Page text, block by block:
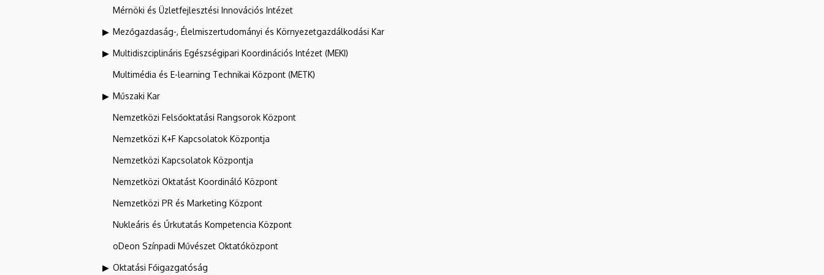
Mérnöki és Üzletfejlesztési Innovációs Intézet
Mezőgazdaság-, Élelmiszertudományi és Környezetgazdálkodási Kar
Multidiszciplináris Egészségipari Koordinációs Intézet (MEKI)
Multimédia és E-learning Technikai Központ (METK)
Műszaki Kar
Nemzetközi Felsőoktatási Rangsorok Központ
Nemzetközi K+F Kapcsolatok Központja
Nemzetközi Kapcsolatok Központja
Nemzetközi Oktatást Koordináló Központ
Nemzetközi PR és Marketing Központ
Nukleáris és Űrkutatás Kompetencia Központ
oDeon Színpadi Művészet Oktatóközpont
Oktatási Főigazgatóság